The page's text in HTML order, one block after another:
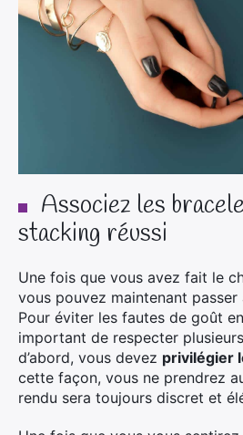
Associez les
stacking réussi
Une fois que vous avez fait le
vous pouvez maintenant passer
Pour éviter les fautes de goût
important de respecter
d’abord, vous devez privilégier
cette façon, vous ne prendrez
rendu sera toujours discret et